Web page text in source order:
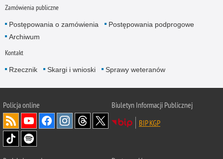
Zamówienia publiczne
Postępowania o zamówienia
Postępowania podprogowe
Archiwum
Kontakt
Rzecznik Skargi i wnioski Sprawy weteranów
Policjaonline
Biuletyn Informacji Publicznej
BIP KGP